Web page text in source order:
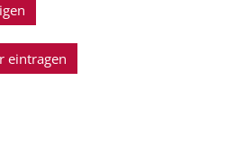
eintragen